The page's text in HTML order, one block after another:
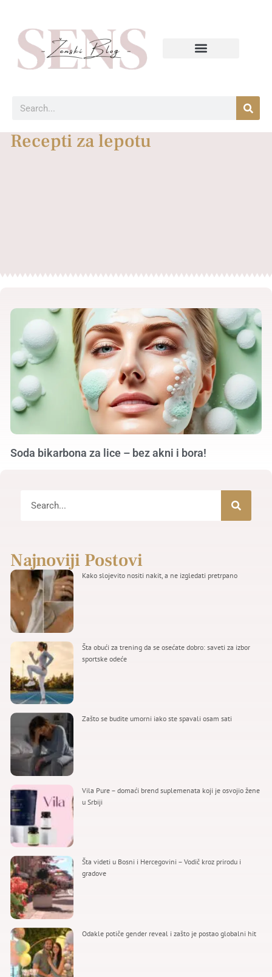
Recepti za lepotu
Soda bikarbona za lice – bez akni i bora!
Najnoviji Postovi
Kako slojevito nositi nakit, a ne izgledati pretrpano
Šta obući za trening da se osećate dobro: saveti za izbor
sportske odeće
Zašto se budite umorni iako ste spavali osam sati
Vila Pure – domaći brend suplemenata koji je osvojio žene
u Srbiji
Šta videti u Bosni i Hercegovini – Vodič kroz prirodu i
gradove
Odakle potiče gender reveal i zašto je postao globalni hit